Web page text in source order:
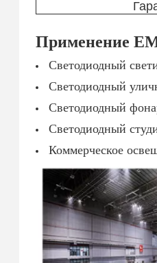
Применение
Светодиодный
Светодиодный
Светодиодный
Светодиодный
Коммерческое